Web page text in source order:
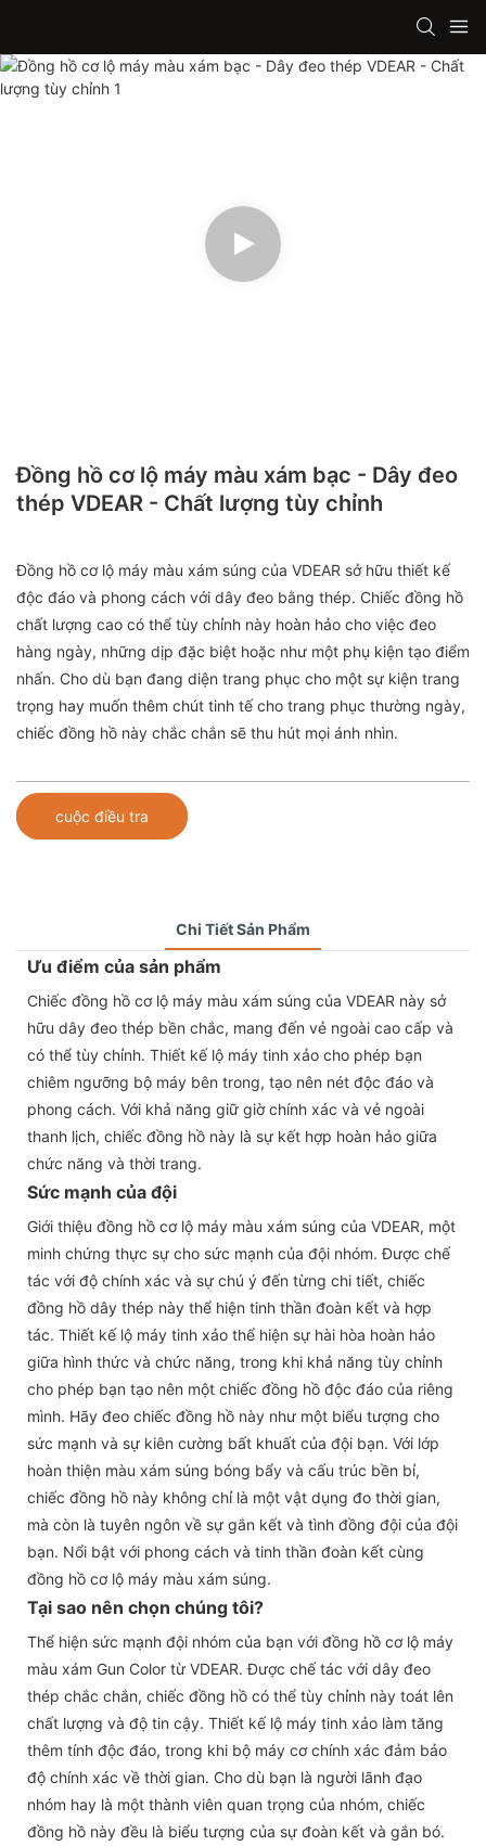
Đồng hồ cơ lộ máy màu xám bạc - Dây đeo
thép VDEAR - Chất lượng tùy chỉnh
Đồng hồ cơ lộ máy màu xám súng của VDEAR sở hữu thiết kế
độc đáo và phong cách với dây đeo bằng thép. Chiếc đồng hồ
chất lượng cao có thể tùy chỉnh này hoàn hảo cho việc đeo
hàng ngày, những dịp đặc biệt hoặc như một phụ kiện tạo điểm
nhấn. Cho dù bạn đang diện trang phục cho một sự kiện trang
trọng hay muốn thêm chút tinh tế cho trang phục thường ngày,
chiếc đồng hồ này chắc chắn sẽ thu hút mọi ánh nhìn.
cuộc điều tra
Chi Tiết Sản Phẩm
Ưu điểm của sản phẩm
Chiếc đồng hồ cơ lộ máy màu xám súng của VDEAR này sở
hữu dây đeo thép bền chắc, mang đến vẻ ngoài cao cấp và
có thể tùy chỉnh. Thiết kế lộ máy tinh xảo cho phép bạn
chiêm ngưỡng bộ máy bên trong, tạo nên nét độc đáo và
phong cách. Với khả năng giữ giờ chính xác và vẻ ngoài
thanh lịch, chiếc đồng hồ này là sự kết hợp hoàn hảo giữa
chức năng và thời trang.
Sức mạnh của đội
Giới thiệu đồng hồ cơ lộ máy màu xám súng của VDEAR, một
minh chứng thực sự cho sức mạnh của đội nhóm. Được chế
tác với độ chính xác và sự chú ý đến từng chi tiết, chiếc
đồng hồ dây thép này thể hiện tinh thần đoàn kết và hợp
tác. Thiết kế lộ máy tinh xảo thể hiện sự hài hòa hoàn hảo
giữa hình thức và chức năng, trong khi khả năng tùy chỉnh
cho phép bạn tạo nên một chiếc đồng hồ độc đáo của riêng
mình. Hãy đeo chiếc đồng hồ này như một biểu tượng cho
sức mạnh và sự kiên cường bất khuất của đội bạn. Với lớp
hoàn thiện màu xám súng bóng bẩy và cấu trúc bền bỉ,
chiếc đồng hồ này không chỉ là một vật dụng đo thời gian,
mà còn là tuyên ngôn về sự gắn kết và tình đồng đội của đội
bạn. Nổi bật với phong cách và tinh thần đoàn kết cùng
đồng hồ cơ lộ máy màu xám súng.
Tại sao nên chọn chúng tôi?
Thể hiện sức mạnh đội nhóm của bạn với đồng hồ cơ lộ máy
màu xám Gun Color từ VDEAR. Được chế tác với dây đeo
thép chắc chắn, chiếc đồng hồ có thể tùy chỉnh này toát lên
chất lượng và độ tin cậy. Thiết kế lộ máy tinh xảo làm tăng
thêm tính độc đáo, trong khi bộ máy cơ chính xác đảm bảo
độ chính xác về thời gian. Cho dù bạn là người lãnh đạo
nhóm hay là một thành viên quan trọng của nhóm, chiếc
đồng hồ này đều là biểu tượng của sự đoàn kết và gắn bó.